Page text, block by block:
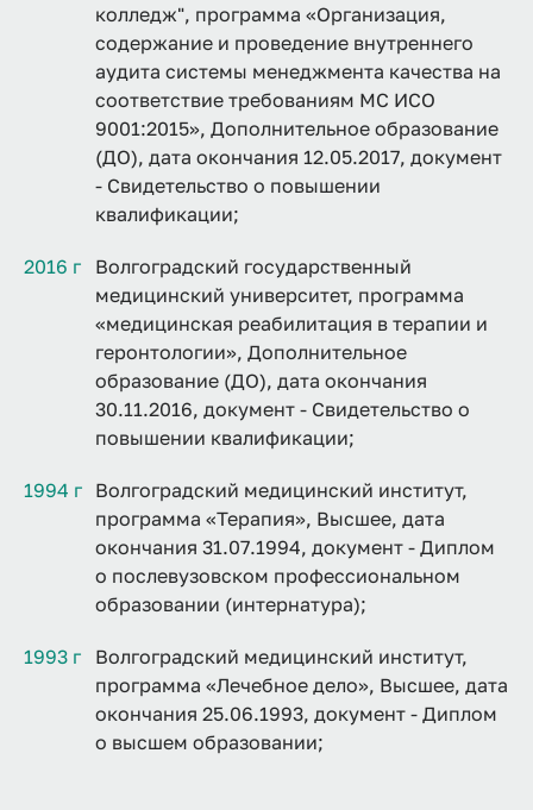
колледж", программа «Организация,
содержание и проведение внутреннего
аудита системы менеджмента качества на
соответствие требованиям МС ИСО
9001:2015», Дополнительное образование
(ДО), дата окончания 12.05.2017, документ
- Свидетельство о повышении
квалификации;
2016 г
Волгоградский государственный
медицинский университет, программа
«медицинская реабилитация в терапии и
геронтологии», Дополнительное
образование (ДО), дата окончания
30.11.2016, документ - Свидетельство о
повышении квалификации;
1994 г Волгоградский медицинский институт,
программа «Терапия», Высшее, дата
окончания 31.07.1994, документ - Диплом
о послевузовском профессиональном
образовании (интернатура);
1993 г
Волгоградский медицинский институт,
программа «Лечебное дело», Высшее, дата
окончания 25.06.1993, документ - Диплом
о высшем образовании;